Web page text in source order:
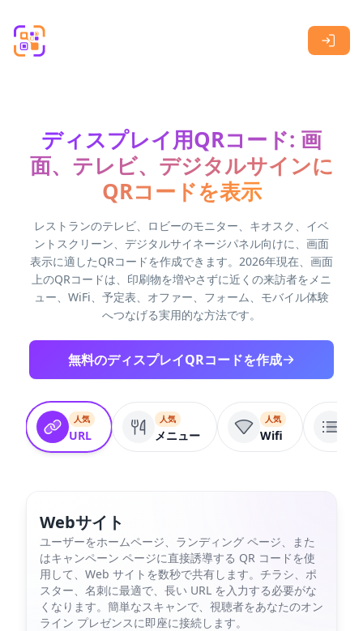
ディスプレイ用QRコード: 画
面、テレビ、デジタルサインに
QRコードを表示
レストランのテレビ、ロビーのモニター、キオスク、イベ
ントスクリーン、デジタルサイネージパネル向けに、画面
表示に適したQRコードを作成できます。2026年現在、画面
上のQRコードは、印刷物を増やさずに近くの来訪者をメニ
ュー、WiFi、予定表、オファー、フォーム、モバイル体験
へつなげる実用的な方法です。
無料のディスプレイQRコードを作成
人気
URL
人気
メニュー
人気
Wifi
Webサイト
ユーザーをホームページ、ランディング ページ、また
はキャンペーン ページに直接誘導する QR コードを使
用して、Web サイトを数秒で共有します。チラシ、ポ
スター、名刺に最適で、長い URL を入力する必要がな
くなります。簡単なスキャンで、視聴者をあなたのオン
ライン プレゼンスに即座に接続します。